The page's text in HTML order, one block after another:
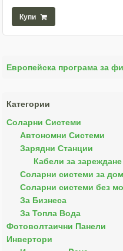
Купи
Европейска програма за
Категории
Соларни Системи
Автономни Системи
Зарядни Станции
Кабели за зареждане
Соларни системи за
Соларни системи без
За Бизнеса
За Топла Вода
Фотоволтаични Панели
Инвертори